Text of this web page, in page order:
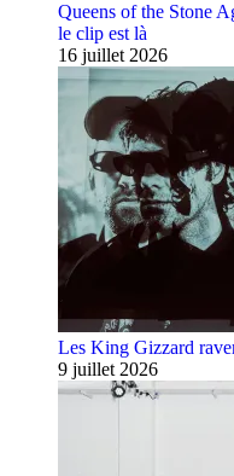
Queens of the Stone
le clip est là
16 juillet 2026
Les King Gizzard
9 juillet 2026